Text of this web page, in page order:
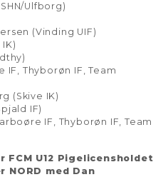
Ulfborg)
(Vinding UIF)
IF, Thyborøn IF, Team
(Skive IK)
IF)
IF, Thyborøn IF, Team
U12 Pigelicensholdet
med Dan